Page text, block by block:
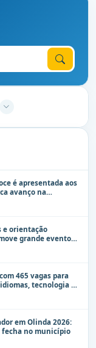
é apresentada aos
avanço na
públicos de
e orientação
grande evento
contra a mulher
465 vagas para
tecnologia e
em Olinda 2026:
fecha no município